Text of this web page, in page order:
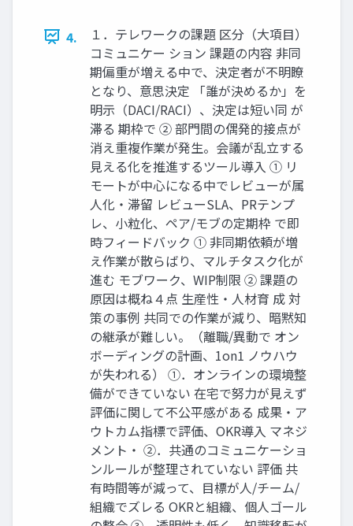
4.
１．テレワークの課題 区分（大項目）
コミュニケー ション 課題の内容 非同
期偏重が増える中で、決定者が不明瞭
となり、意思決定 「誰が決めるか」を
明示（DACI/RACI）、決定は短い同 が
滞る 期枠で ② 部門間の偶発的接点が
消え重複作業が発生。会議が乱立する
見える化を推進するツール導入 ① リ
モートが中心になる中でレビューが属
人化・滞留 レビューSLA、PRテンプ
レ、小粒化、ペア/モブの定期枠 で即
時フィードバック ① 非同期依頼が増
え作業が散らばり、マルチタスク化が
進む モブワーク、WIP制限 ② 課題の
原因は概ね４点 生産性・人材育 成 対
策の事例 共同での作業が減り、暗黙知
の継承が難しい。（離職/異動で オン
ボーディングの計画、1on1 ノウハウ
が失われる） ①．オンラインの環境整
備ができていない 在宅で努力が見えず
評価に関して不公平感がある 成果・ア
ウトカム指標で評価、OKR導入 マネジ
メント・ ②．共通のコミュニケーショ
ンルールが整理されていない 評価 共
有時間等が減って、目標が人/チーム/
組織でズレる OKRと組織、個人ゴール